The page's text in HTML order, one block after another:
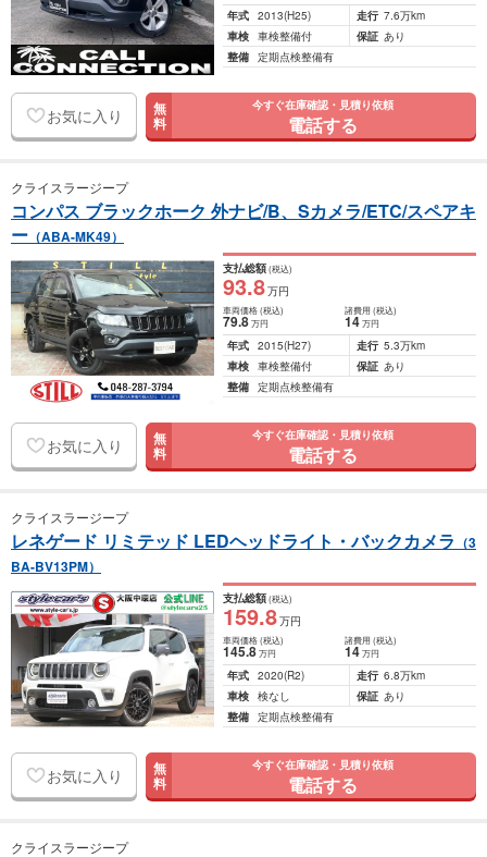
年式 2013(H25) 走行 7.6万km
車検 車検整備付 保証 あり
整備 定期点検整備有
お気に入り 無
料
今すぐ在庫確認・見積り依頼
電話する
クライスラージープ
コンパス ブラックホーク 外ナビ/B、Sカメラ/ETC/スペアキ
ー （ABA-MK49）
支払総額(税込)
93.8万円
車両価格(税込)
79.8万円
諸費用 (税込)
14 万円
年式 2015(H27) 走行 5.3万km
車検 車検整備付 保証 あり
整備 定期点検整備有
お気に入り 無
料
今すぐ在庫確認・見積り依頼
電話する
クライスラージープ
レネゲード リミテッド LEDヘッドライト・バックカメラ （3
BA-BV13PM）
支払総額(税込)
159.8万円
車両価格(税込)
145.8万円
諸費用 (税込)
14 万円
年式 2020(R2) 走行 6.8万km
車検 検なし 保証 あり
整備 定期点検整備有
お気に入り 無
料
今すぐ在庫確認・見積り依頼
電話する
クライスラージープ